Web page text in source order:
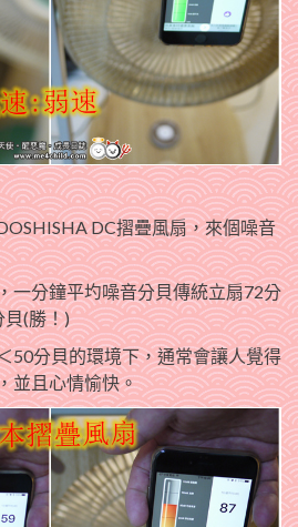
DC摺疊風扇，來個噪音
一分鐘平圴噪音分貝傳統立扇72分
貝(勝！)
50分貝的環境下，通常會讓人覺得
並且心情愉快。